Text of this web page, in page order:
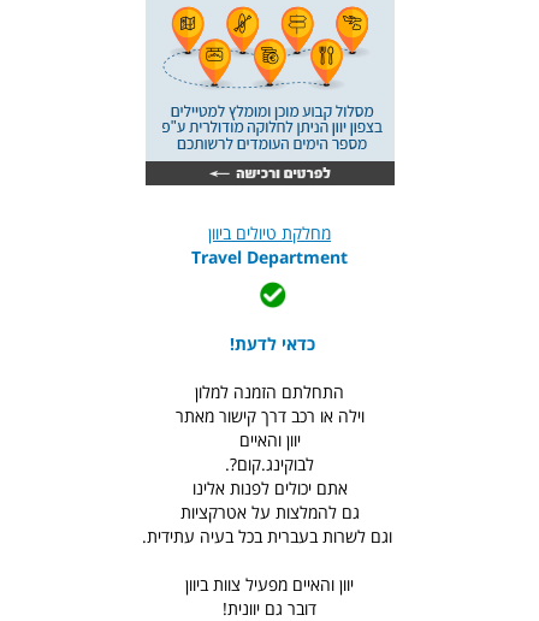
מחלקת טיולים ביוון
Travel Department
כדאי לדעת!
התחלתם הזמנה למלון
וילה או רכב דרך קישור מאתר
יוון והאיים
לבוקינג.קום?.
אתם יכולים לפנות אלינו
גם להמלצות על אטרקציות
וגם לשרות בעברית בכל בעיה עתידית.
יוון והאיים מפעיל צוות ביוון
דובר גם יוונית!